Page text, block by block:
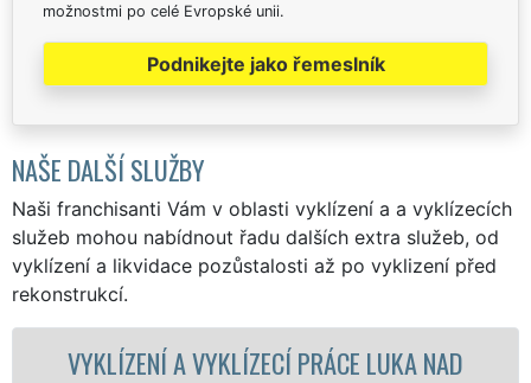
možnostmi po celé Evropské unii.
Podnikejte jako řemeslník
NAŠE DALŠÍ SLUŽBY
Naši franchisanti Vám v oblasti vyklízení a a vyklízecích
služeb mohou nabídnout řadu dalších extra služeb, od
vyklízení a likvidace pozůstalosti až po vyklizení před
rekonstrukcí.
A VYKLÍZECÍ PRÁCE LUKA NAD